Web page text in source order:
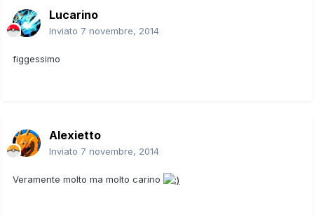
Lucarino
Inviato 7 novembre, 2014
figgessimo
Alexietto
Inviato 7 novembre, 2014
Veramente molto ma molto carino